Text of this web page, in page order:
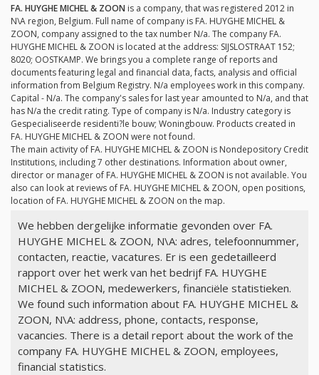
FA. HUYGHE MICHEL & ZOON is a company, that was registered 2012 in
N\A region, Belgium. Full name of company is FA. HUYGHE MICHEL &
ZOON, company assigned to the tax number N/a. The company FA.
HUYGHE MICHEL & ZOON is located at the address: SIJSLOSTRAAT 152;
8020; OOSTKAMP. We brings you a complete range of reports and
documents featuring legal and financial data, facts, analysis and official
information from Belgium Registry. N/a employees work in this company.
Capital - N/a. The company's sales for last year amounted to N/a, and that
has N/a the credit rating. Type of company is N/a. Industry category is
Gespecialiseerde residenti?le bouw; Woningbouw. Products created in
FA. HUYGHE MICHEL & ZOON were not found.
The main activity of FA. HUYGHE MICHEL & ZOON is Nondepository Credit
Institutions, including 7 other destinations. Information about owner,
director or manager of FA. HUYGHE MICHEL & ZOON is not available. You
also can look at reviews of FA. HUYGHE MICHEL & ZOON, open positions,
location of FA. HUYGHE MICHEL & ZOON on the map.
We hebben dergelijke informatie gevonden over FA.
HUYGHE MICHEL & ZOON, N\A: adres, telefoonnummer,
contacten, reactie, vacatures. Er is een gedetailleerd
rapport over het werk van het bedrijf FA. HUYGHE
MICHEL & ZOON, medewerkers, financiële statistieken.
We found such information about FA. HUYGHE MICHEL &
ZOON, N\A: address, phone, contacts, response,
vacancies. There is a detail report about the work of the
company FA. HUYGHE MICHEL & ZOON, employees,
financial statistics.